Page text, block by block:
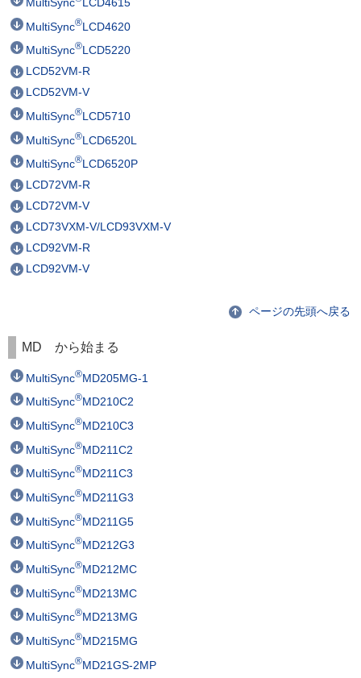
MultiSync®LCD4620
MultiSync®LCD5220
LCD52VM-R
LCD52VM-V
MultiSync®LCD5710
MultiSync®LCD6520L
MultiSync®LCD6520P
LCD72VM-R
LCD72VM-V
LCD73VXM-V/LCD93VXM-V
LCD92VM-R
LCD92VM-V
ページの先頭へ戻る
MD から始まる
MultiSync®MD205MG-1
MultiSync®MD210C2
MultiSync®MD210C3
MultiSync®MD211C2
MultiSync®MD211C3
MultiSync®MD211G3
MultiSync®MD211G5
MultiSync®MD212G3
MultiSync®MD212MC
MultiSync®MD213MC
MultiSync®MD213MG
MultiSync®MD215MG
MultiSync®MD21GS-2MP